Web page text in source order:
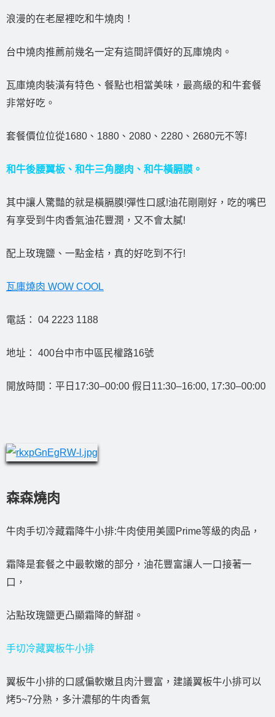
浪漫的在老屋裡吃和牛燒肉！
台中燒肉推薦前幾名一定有這間評價好的瓦庫燒肉。
瓦庫燒肉裝潢有特色、餐點也相當美味，最高級的和牛套餐
非常好吃。
套餐價位位從1680、1880、2080、2280、2680元不等!
和牛後腰翼板、和牛三角腿肉、和牛橫膈膜。
其中讓人驚豔的就是橫膈膜!彈性口感!油花剛剛好，吃的嘴巴
有享受到牛肉香氣油花豐潤，又不會太膩!
配上玫瑰鹽、一點金桔，真的好吃到不行!
瓦庫燒肉 WOW COOL
電話： 04 2223 1188
地址： 400台中市中區民權路16號
開放時間：平日17:30–00:00 假日11:30–16:00, 17:30–00:00
森森燒肉
牛肉手切冷藏霜降牛小排:牛肉使用美國Prime等級的肉品，
霜降是套餐之中最軟嫩的部分，油花豐富讓人一口接著一
口，
沾點玫瑰鹽更凸顯霜降的鮮甜。
手切冷藏翼板牛小排
翼板牛小排的口感偏軟嫩且肉汁豐富，建議翼板牛小排可以
烤5~7分熟，多汁濃郁的牛肉香氣